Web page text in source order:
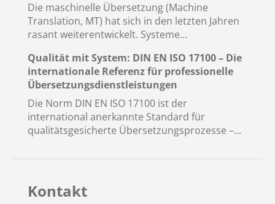
Die maschinelle Übersetzung (Machine
Translation, MT) hat sich in den letzten Jahren
rasant weiterentwickelt. Systeme...
Qualität mit System: DIN EN ISO 17100 – Die
internationale Referenz für professionelle
Übersetzungsdienstleistungen
Die Norm DIN EN ISO 17100 ist der
international anerkannte Standard für
qualitätsgesicherte Übersetzungsprozesse –...
Kontakt